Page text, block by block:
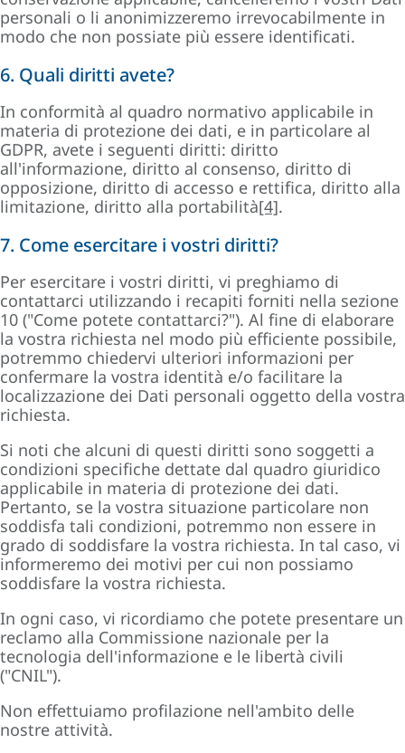
personali o li anonimizzeremo irrevocabilmente in
modo che non possiate più essere identificati.
6. Quali diritti avete?
In conformità al quadro normativo applicabile in
materia di protezione dei dati, e in particolare al
GDPR, avete i seguenti diritti: diritto
all'informazione, diritto al consenso, diritto di
opposizione, diritto di accesso e rettifica, diritto alla
limitazione, diritto alla portabilità[4].
7. Come esercitare i vostri diritti?
Per esercitare i vostri diritti, vi preghiamo di
contattarci utilizzando i recapiti forniti nella sezione
10 ("Come potete contattarci?"). Al fine di elaborare
la vostra richiesta nel modo più efficiente possibile,
potremmo chiedervi ulteriori informazioni per
confermare la vostra identità e/o facilitare la
localizzazione dei Dati personali oggetto della vostra
richiesta.
Si noti che alcuni di questi diritti sono soggetti a
condizioni specifiche dettate dal quadro giuridico
applicabile in materia di protezione dei dati.
Pertanto, se la vostra situazione particolare non
soddisfa tali condizioni, potremmo non essere in
grado di soddisfare la vostra richiesta. In tal caso, vi
informeremo dei motivi per cui non possiamo
soddisfare la vostra richiesta.
In ogni caso, vi ricordiamo che potete presentare un
reclamo alla Commissione nazionale per la
tecnologia dell'informazione e le libertà civili
("CNIL").
Non effettuiamo profilazione nell'ambito delle
nostre attività.